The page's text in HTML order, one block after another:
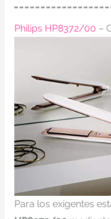
Philips HP8372/00 –
Para los exigentes